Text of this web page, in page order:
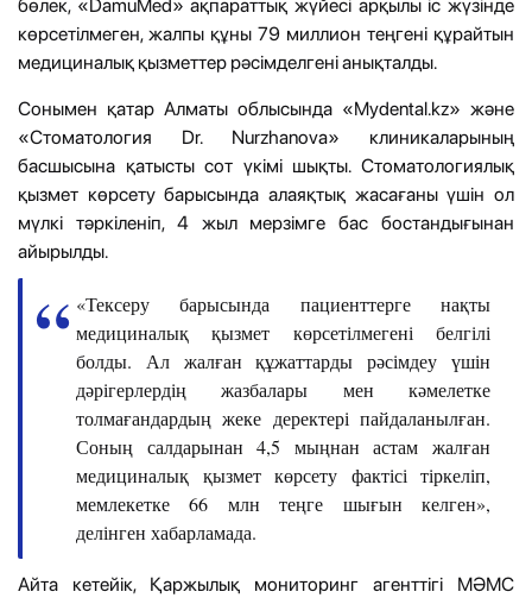
бөлек, «DamuMed» ақпараттық жүйесі арқылы іс жүзінде
көрсетілмеген, жалпы құны 79 миллион теңгені құрайтын
медициналық қызметтер рәсімделгені анықталды.
Сонымен қатар Алматы облысында «Mydental.kz» және
«Стоматология Dr. Nurzhanova» клиникаларының
басшысына қатысты сот үкімі шықты. Стоматологиялық
қызмет көрсету барысында алаяқтық жасағаны үшін ол
мүлкі тәркіленіп, 4 жыл мерзімге бас бостандығынан
айырылды.
«Тексеру барысында пациенттерге нақты
медициналық қызмет көрсетілмегені белгілі
болды. Ал жалған құжаттарды рәсімдеу үшін
дәрігерлердің жазбалары мен кәмелетке
толмағандардың жеке деректері пайдаланылған.
Соның салдарынан 4,5 мыңнан астам жалған
медициналық қызмет көрсету фактісі тіркеліп,
мемлекетке 66 млн теңге шығын келген»,
делінген хабарламада.
Айта кетейік, Қаржылық мониторинг агенттігі МӘМС